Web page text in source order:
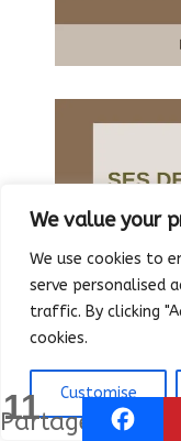
We value your
We use cookies to
serve personalised
traffic. By clicking
cookies.
Customise
11
Partages